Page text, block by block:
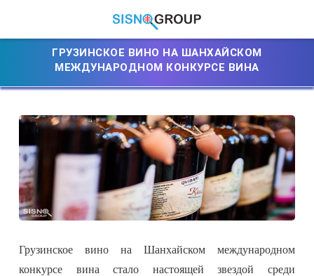
ГРУЗИНСКОЕ ВИНО НА ШАНХАЙСКОМ
МЕЖДУНАРОДНОМ КОНКУРСЕ ВИНА
Грузинское вино на Шанхайском международном
конкурсе вина стало настоящей звездой среди